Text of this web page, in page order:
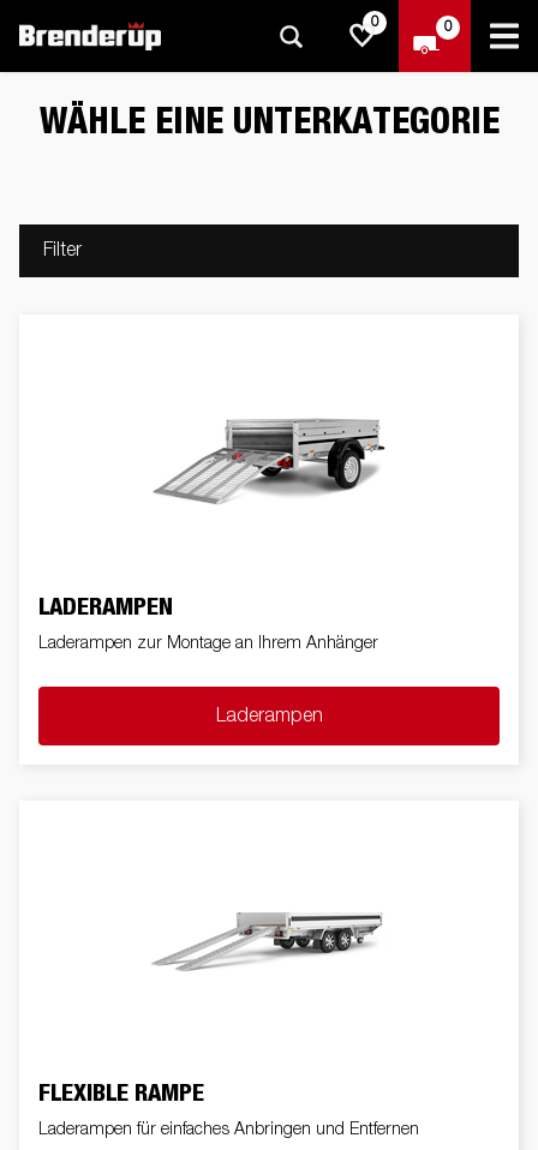
0 0
WÄHLE EINE UNTERKATEGORIE
Filter
LADERAMPEN
Laderampen zur Montage an Ihrem Anhänger
Laderampen
FLEXIBLE RAMPE
Laderampen für einfaches Anbringen und Entfernen